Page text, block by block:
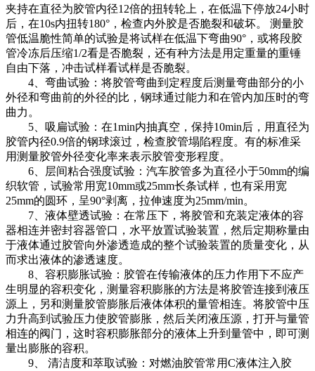
夹持在直径为胶管内径12倍的扭转轮上，在低温下停放24小时
后，在10s内扭转180°，检查内外胶是否脆裂和破坏。 测量胶
管低温脆性简单的试验是将试样在低温下弯曲90°，或将段胶
管冷冻后压缩1/2看是否脆裂，还有种方法是用定重量的重锤
自由下落，冲击试样看试样是否脆裂。
4、弯曲试验：将胶管弯曲到定程度后测量弯曲部分的小
外径和弯曲前的外径的比，钢球通过能力和在管内加压时的弯
曲力。
5、吸扁试验：在1min内抽真空，保持10min后，用直径为
胶管内径0.9倍的钢球滚过，检查胶管塌陷程度。有的标准采
用测量胶管外径变化率来表示胶管变形程度。
6、层间粘合强度试验：汽车胶管多为直径小于50mm的编
织软管，试验常用宽10mm或25mm长条试样，也有采用宽
25mm的圆环，呈90°剥离，拉伸速度为25mm/min。
7、液体壁透试验：在常压下，将胶管和充装定液体的容
器相连并密封容器管口，水平放置试验装置，然后定期称量由
于液体通过胶管向外渗透造成的整个试验装置的质量变化，从
而求出液体的渗透速度。
8、容积膨胀试验：胶管在传输液体的压力作用下不应产
生明显的容积变化，测量容积膨胀的方法是将胶管连接到液压
源上，另和测量胶管膨胀后液体体积的量管相连。将胶管中压
力升高到试验压力使胶管膨胀，然后关闭液压源，打开与量管
相连的阀门，这时容积膨胀部分的液体上升到量管中，即可测
量出膨胀的容积。
9、 清洁度和萃取试验：对燃油胶管常用C液体注入胶